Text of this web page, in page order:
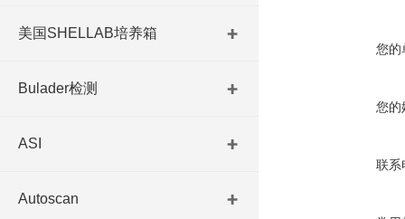
美国SHELLAB培养箱
Bulader检测
ASI
Autoscan
您的
您的
联系